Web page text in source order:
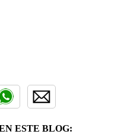
ESTE BLOG: